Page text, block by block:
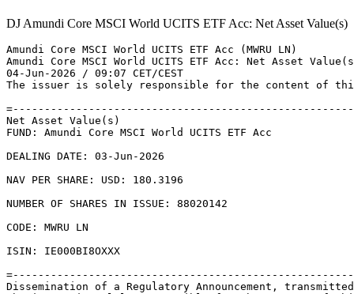
DJ Amundi Core MSCI World UCITS ETF Acc: Net Asset Value(s)
Amundi Core MSCI World UCITS ETF Acc (MWRU LN)
Amundi Core MSCI World UCITS ETF Acc: Net Asset
04-Jun-2026 / 09:07 CET/CEST
The issuer is solely responsible for the content of
Net Asset Value(s)
FUND: Amundi Core MSCI World UCITS ETF Acc
DEALING DATE: 03-Jun-2026
NAV PER SHARE: USD: 180.3196
NUMBER OF SHARES IN ISSUE: 88020142
CODE: MWRU LN
ISIN: IE000BI8OXXX
Dissemination of a Regulatory Announcement,